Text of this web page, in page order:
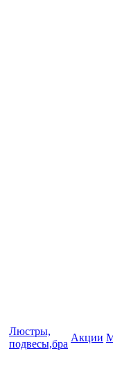
Люстры,
подвесы,бра
Акции